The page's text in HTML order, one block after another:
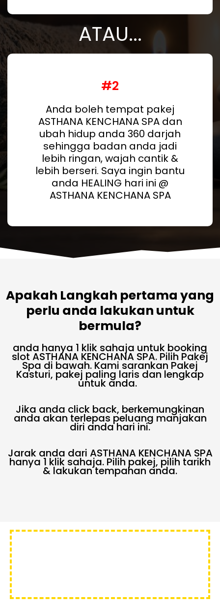
ATAU...
#2
Anda boleh tempat pakej
ASTHANA KENCHANA SPA dan
ubah hidup anda 360 darjah
sehingga badan anda jadi
lebih ringan, wajah cantik &
lebih berseri. Saya ingin bantu
anda HEALING hari ini @
ASTHANA KENCHANA SPA
Apakah Langkah pertama yang
perlu anda lakukan untuk
bermula?
anda hanya 1 klik sahaja untuk booking
slot ASTHANA KENCHANA SPA. Pilih Pakej
Spa di bawah. Kami sarankan Pakej
Kasturi, pakej paling laris dan lengkap
untuk anda.
Jika anda click back, berkemungkinan
anda akan terlepas peluang manjakan
diri anda hari ini.
Jarak anda dari ASTHANA KENCHANA SPA
hanya 1 klik sahaja. Pilih pakej, pilih tarikh
& lakukan tempahan anda.